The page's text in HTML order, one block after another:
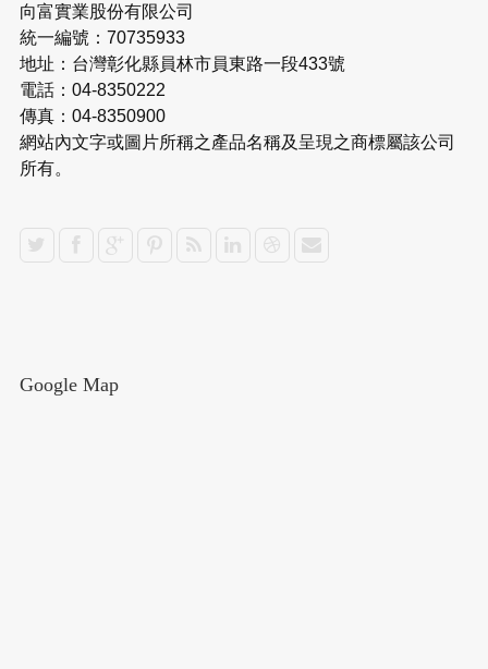
向富實業股份有限公司
統一編號：70735933
地址：台灣彰化縣員林市員東路一段433號
電話：04-8350222
傳真：04-8350900
網站內文字或圖片所稱之產品名稱及呈現之商標屬該公司
所有。
Google Map